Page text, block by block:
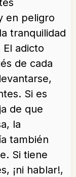
en peligro
tranquilidad
adicto
de cada
Si es
de que
la
también
Si tiene
¡ni hablar!,